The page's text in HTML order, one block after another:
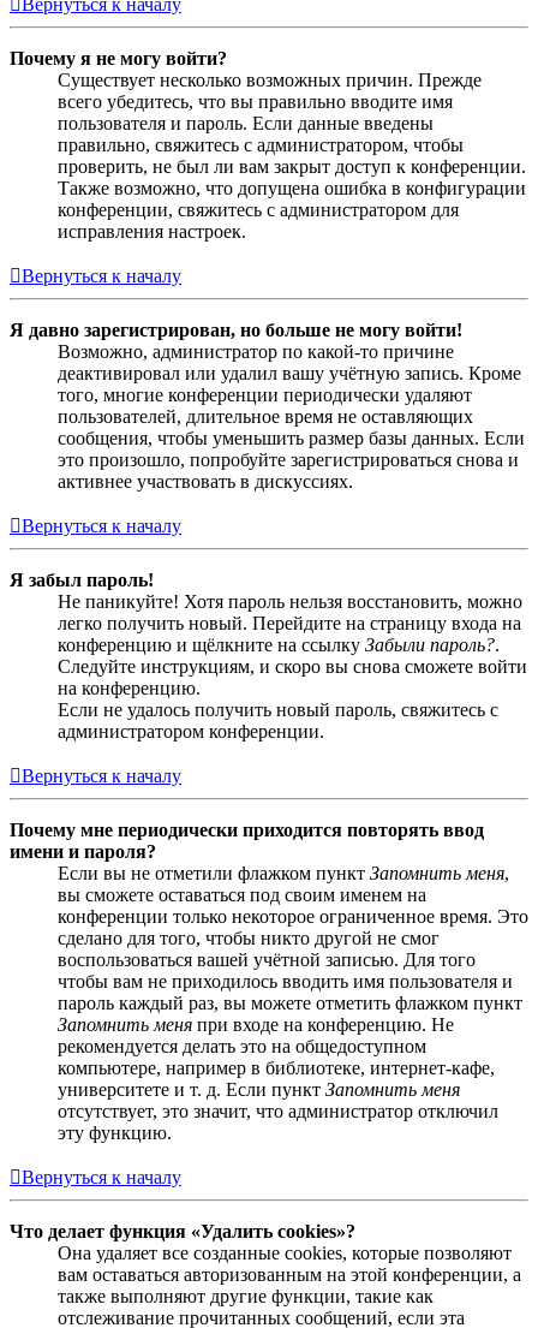
Вернуться к началу
Почему я не могу войти?
Существует несколько возможных причин. Прежде
всего убедитесь, что вы правильно вводите имя
пользователя и пароль. Если данные введены
правильно, свяжитесь с администратором, чтобы
проверить, не был ли вам закрыт доступ к конференции.
Также возможно, что допущена ошибка в конфигурации
конференции, свяжитесь с администратором для
исправления настроек.
Вернуться к началу
Я давно зарегистрирован, но больше не могу войти!
Возможно, администратор по какой-то причине
деактивировал или удалил вашу учётную запись. Кроме
того, многие конференции периодически удаляют
пользователей, длительное время не оставляющих
сообщения, чтобы уменьшить размер базы данных. Если
это произошло, попробуйте зарегистрироваться снова и
активнее участвовать в дискуссиях.
Вернуться к началу
Я забыл пароль!
Не паникуйте! Хотя пароль нельзя восстановить, можно
легко получить новый. Перейдите на страницу входа на
конференцию и щёлкните на ссылку Забыли пароль?.
Следуйте инструкциям, и скоро вы снова сможете войти
на конференцию.
Если не удалось получить новый пароль, свяжитесь с
администратором конференции.
Вернуться к началу
Почему мне периодически приходится повторять ввод
имени и пароля?
Если вы не отметили флажком пункт Запомнить меня,
вы сможете оставаться под своим именем на
конференции только некоторое ограниченное время. Это
сделано для того, чтобы никто другой не смог
воспользоваться вашей учётной записью. Для того
чтобы вам не приходилось вводить имя пользователя и
пароль каждый раз, вы можете отметить флажком пункт
Запомнить меня при входе на конференцию. Не
рекомендуется делать это на общедоступном
компьютере, например в библиотеке, интернет-кафе,
университете и т. д. Если пункт Запомнить меня
отсутствует, это значит, что администратор отключил
эту функцию.
Вернуться к началу
Что делает функция «Удалить cookies»?
Она удаляет все созданные cookies, которые позволяют
вам оставаться авторизованным на этой конференции, а
также выполняют другие функции, такие как
отслеживание прочитанных сообщений, если эта